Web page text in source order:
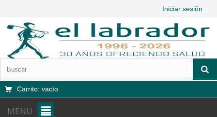
Iniciar sesión
Carrito: vacío
MENU